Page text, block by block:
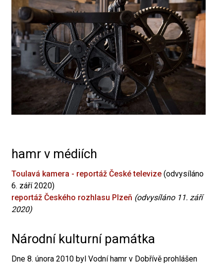
hamr v médiích
Toulavá kamera - reportáž České televize (odvysíláno
6. září 2020)
reportáž Českého rozhlasu Plzeň (odvysíláno 11. září
2020)
Národní kulturní památka
Dne 8. února 2010 byl Vodní hamr v Dobřívě prohlášen